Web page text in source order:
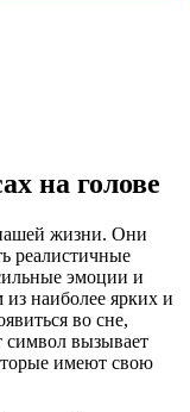
на голове
жизни. Они
реалистичные
эмоции и
наиболее ярких и
во сне,
символ вызывает
имеют свою